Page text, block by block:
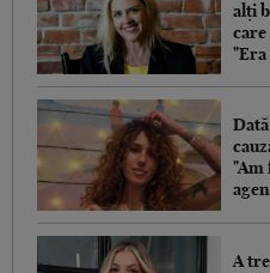
alți
care
"Era
"Am
A